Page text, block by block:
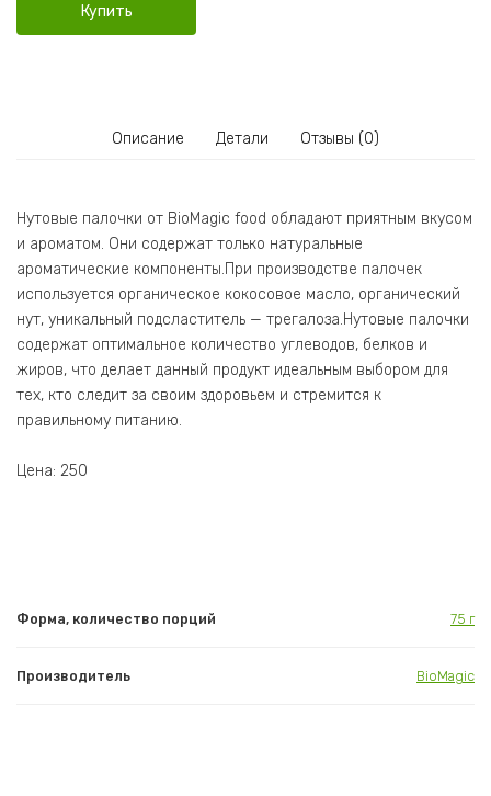
Купить
Описание Детали Отзывы (0)
Нутовые палочки от BioMagic food обладают приятным вкусом
и ароматом. Они содержат только натуральные
ароматические компоненты.При производстве палочек
используется органическое кокосовое масло, органический
нут, уникальный подсластитель — трегалоза.Нутовые палочки
содержат оптимальное количество углеводов, белков и
жиров, что делает данный продукт идеальным выбором для
тех, кто следит за своим здоровьем и стремится к
правильному питанию.
Цена: 250
Форма, количество порций 75 г
Производитель BioMagic